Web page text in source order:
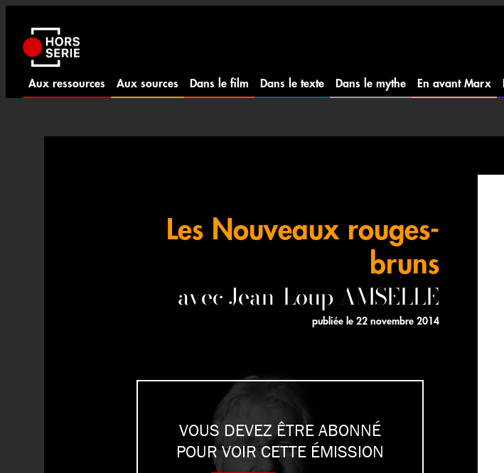
contenu
Aux ressources Aux sources Dans le film Dans le texte Dans le mythe En avant Marx
Les Nouveaux rouges-
bruns
avec Jean-Loup AMSELLE
publiée le 22 novembre 2014
VOUS DEVEZ ÊTRE ABONNÉ
POUR VOIR CETTE ÉMISSION